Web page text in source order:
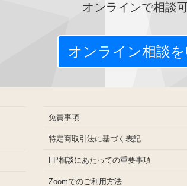
オンラインで相談
オンライン相談
免責事項
特定商取引法に基づく表記
FP相談にあたっての重要事項
Zoomでのご利用方法